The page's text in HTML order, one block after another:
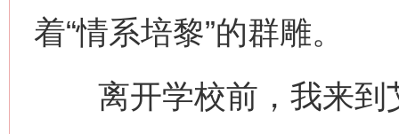
着“情系培黎”的群雕。
离开学校前，我来到